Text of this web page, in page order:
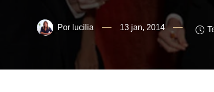
lucilia 13 jan, 2014